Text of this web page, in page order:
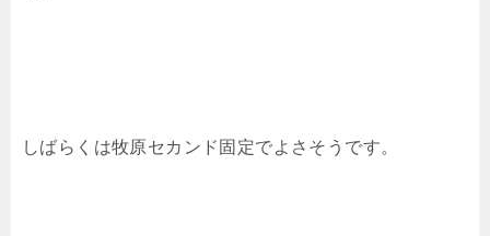
しばらくは牧原セカンド固定でよさそうです。